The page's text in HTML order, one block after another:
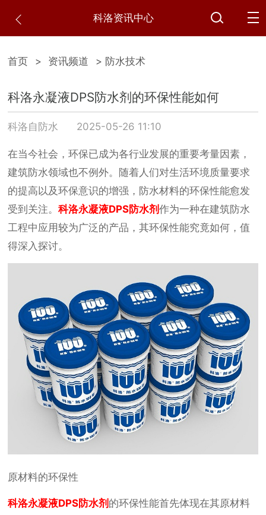
科洛资讯中心
首页 > 资讯频道 > 防水技术
科洛永凝液DPS防水剂的环保性能如何
科洛自防水 2025-05-26 11:10
在当今社会，环保已成为各行业发展的重要考量因素，
建筑防水领域也不例外。随着人们对生活环境质量要求
的提高以及环保意识的增强，防水材料的环保性能愈发
受到关注。科洛永凝液DPS防水剂作为一种在建筑防水
工程中应用较为广泛的产品，其环保性能究竟如何，值
得深入探讨。
原材料的环保性
科洛永凝液DPS防水剂 的环保性能首先体现在其原材料